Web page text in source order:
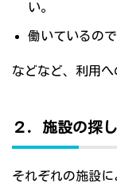
い。
働いているの
などなど、利用へ
２．施設の探
それぞれの施設